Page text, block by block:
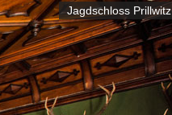
Jagdschloss Prillwitz